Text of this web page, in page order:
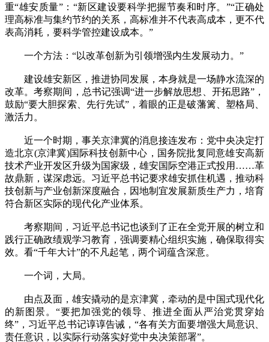
重“雄安质量”：“新区建设要科学把握节奏和时序。”“正确处
理高标准与集约节约的关系，高标准并不代表高成本，更不代
表高消耗，要科学管控建设成本。”
一个方法：“以改革创新为引领增强内生发展动力。”
建设雄安新区，推进协同发展，本身就是一场静水流深的
改革。考察期间，总书记强调“进一步解放思想、开拓思路”，
鼓励“要大胆探索、先行先试”，着眼的正是破藩篱、塑格局、
激活力。
近一个时期，事关京津冀的消息接连发布：党中央决定打
造北京(京津冀)国际科技创新中心，国务院批复同意雄安高新
技术产业开发区升级为国家级，雄安国际空港正式投用……革
故鼎新，谋深虑远。习近平总书记要求雄安抓住机遇，推动科
技创新与产业创新深度融合，因地制宜发展新质生产力，培育
符合新区实际的现代化产业体系。
考察期间，习近平总书记也谈到了正在全党开展的树立和
践行正确政绩观学习教育，强调要精心组织实施，确保取得实
效。看“千年大计”的不凡起笔，两个词蕴含深意。
一个词，大局。
由点及面，雄安撬动的是京津冀，牵动的是中国式现代化
的新图景。“要把加强党的领导、推进全面从严治党贯穿始
终”，习近平总书记谆谆告诫，“各有关方面要增强大局意识、
责任意识，以实际行动落实好党中央决策部署”。